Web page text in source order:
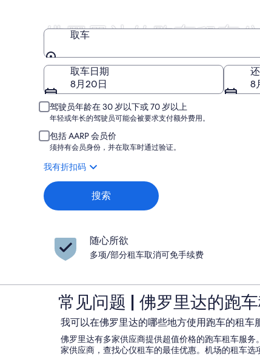
佛罗里达的跑车租车
取车
取车
取车日期
8月20日
8
驾驶员年龄在 30 岁以下或 70 岁以上
年轻或年长的驾驶员可能会被要求支付额外费用。
包括 AARP 会员价
须持有会员身份，并在取车时通过验证。
我有折扣码
搜索
随心所欲
多项/部分租车取消可免手续费
常见问题 | 佛罗里达的跑
我可以在佛罗里达的哪些地方使用跑车的租车
佛罗里达有多家供应商提供超值价格的跑车租车服
家供应商，查找心仪租车的最佳优惠。机场的租车选